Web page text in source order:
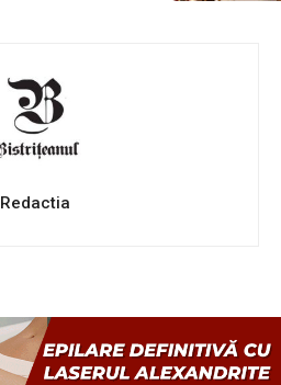
Redactia